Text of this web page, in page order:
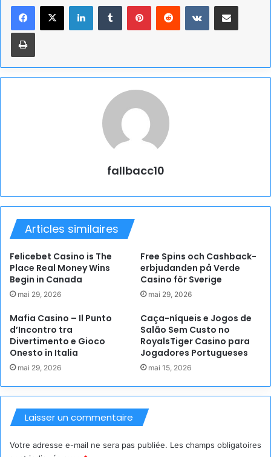
LinkedinTumblr PinterestReddit VKontaktePartager par email
Imprimer
fallbacc10
Articles similaires
Felicebet Casino is The
Place Real Money Wins
Begin in Canada
mai 29, 2026
Free Spins och Cashback-
erbjudanden på Verde
Casino för Sverige
mai 29, 2026
Mafia Casino – Il Punto
d’Incontro tra
Divertimento e Gioco
Onesto in Italia
mai 29, 2026
Caça-níqueis e Jogos de
Salão Sem Custo no
RoyalsTiger Casino para
Jogadores Portugueses
mai 15, 2026
Laisser un commentaire
Votre adresse e-mail ne sera pas publiée. Les champs obligatoires